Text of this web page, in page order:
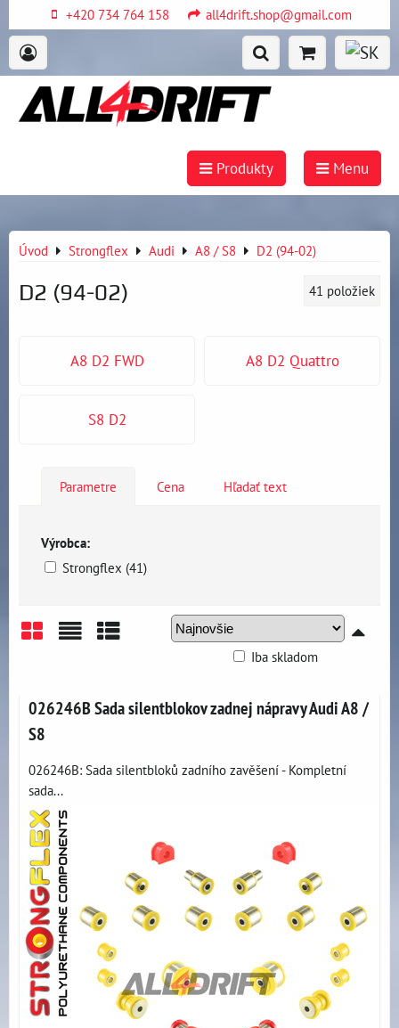
+420 734 764 158 all4drift.shop@gmail.com
Produkty Menu
Úvod Strongflex Audi A8 / S8 D2 (94-02)
D2 (94-02) 41 položiek
A8 D2 FWD A8 D2 Quattro
S8 D2
Parametre Cena Hľadať text
Výrobca:
Strongflex (41)
Iba skladom
026246B Sada silentblokov zadnej nápravy Audi A8 /
S8
026246B: Sada silentbloků zadního zavěšení - Kompletní
sada...